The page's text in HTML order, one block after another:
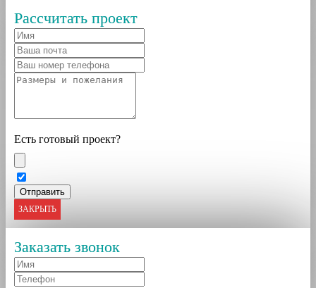
Рассчитать проект
Есть готовый проект?
ЗАКРЫТЬ
Заказать звонок